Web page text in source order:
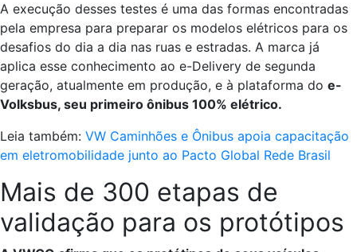
A execução desses testes é uma das formas encontradas
pela empresa para preparar os modelos elétricos para os
desafios do dia a dia nas ruas e estradas. A marca já
aplica esse conhecimento ao e-Delivery de segunda
geração, atualmente em produção, e à plataforma do e-
Volksbus, seu primeiro ônibus 100% elétrico.
Leia também: VW Caminhões e Ônibus apoia capacitação
em eletromobilidade junto ao Pacto Global Rede Brasil
Mais de 300 etapas de
validação para os protótipos